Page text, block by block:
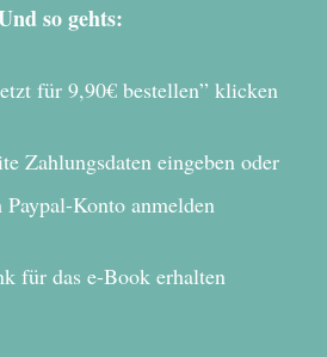
so gehts:
für 9,90€ bestellen” klicken
Zahlungsdaten eingeben oder
Konto anmelden
für das e-Book erhalten